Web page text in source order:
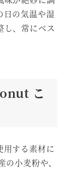
日の気温や湿
し、常にベス
こ
用する素材に
小麦粉や、